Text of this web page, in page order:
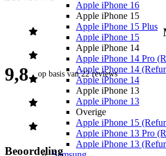
Apple iPhone 16
Apple iPhone 15
Apple iPhone 15 Plus
Apple iPhone 15
Apple iPhone 14
Apple iPhone 14 Pro
Apple iPhone 14
Apple iPhone 14
Apple iPhone 13
Apple iPhone 13
Overige
Apple iPhone 15
Apple iPhone 13 Pro
Apple iPhone 13
9,8 op basis van22 reviews
Beoordeling